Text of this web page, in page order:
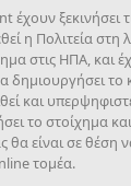
ξεκινήσει
η Πολιτεία στη
στις ΗΠΑ, και
δημιουργήσει το
και
το στοίχημα και
θα είναι σε θέση
τομέα.